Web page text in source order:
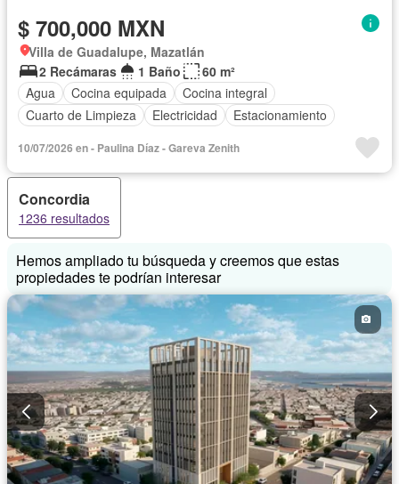
$ 700,000 MXN
Villa de Guadalupe, Mazatlán
2 Recámaras
1 Baño
60 m²
Agua
Cocina equipada
Cocina integral
Cuarto de Limpieza
Electricidad Estacionamiento
10/07/2026 en - Paulina Díaz - Gareva Zenith
Concordia
1236 resultados
Hemos ampliado tu búsqueda y creemos que estas
propiedades te podrían interesar